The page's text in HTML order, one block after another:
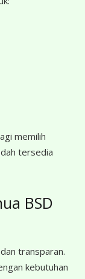
memilih
tersedia
BSD
transparan.
kebutuhan